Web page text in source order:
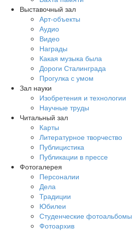
Выставочный зал
Арт-объекты
Аудио
Видео
Награды
Какая музыка была
Дороги Сталинграда
Прогулка с умом
Зал науки
Изобретения и технологии
Научные труды
Читальный зал
Карты
Литературное творчество
Публицистика
Публикации в прессе
Фотогалерея
Персоналии
Дела
Традиции
Юбилеи
Студенческие фотоальбомы
Фотоархив